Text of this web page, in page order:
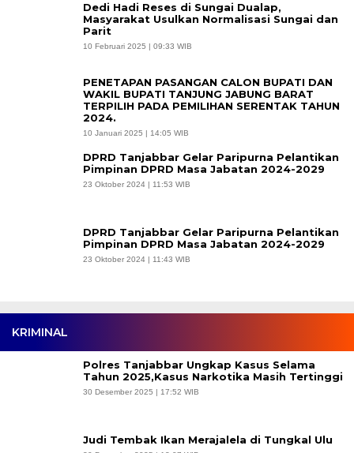
Dedi Hadi Reses di Sungai Dualap,
Masyarakat Usulkan Normalisasi Sungai dan
Parit
10 Februari 2025 | 09:33 WIB
PENETAPAN PASANGAN CALON BUPATI DAN
WAKIL BUPATI TANJUNG JABUNG BARAT
TERPILIH PADA PEMILIHAN SERENTAK TAHUN
2024.
10 Januari 2025 | 14:05 WIB
DPRD Tanjabbar Gelar Paripurna Pelantikan
Pimpinan DPRD Masa Jabatan 2024-2029
23 Oktober 2024 | 11:53 WIB
DPRD Tanjabbar Gelar Paripurna Pelantikan
Pimpinan DPRD Masa Jabatan 2024-2029
23 Oktober 2024 | 11:43 WIB
KRIMINAL
Polres Tanjabbar Ungkap Kasus Selama
Tahun 2025,Kasus Narkotika Masih Tertinggi
30 Desember 2025 | 17:52 WIB
Judi Tembak Ikan Merajalela di Tungkal Ulu